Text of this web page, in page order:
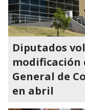
Diputados
modificación
General de
en abril